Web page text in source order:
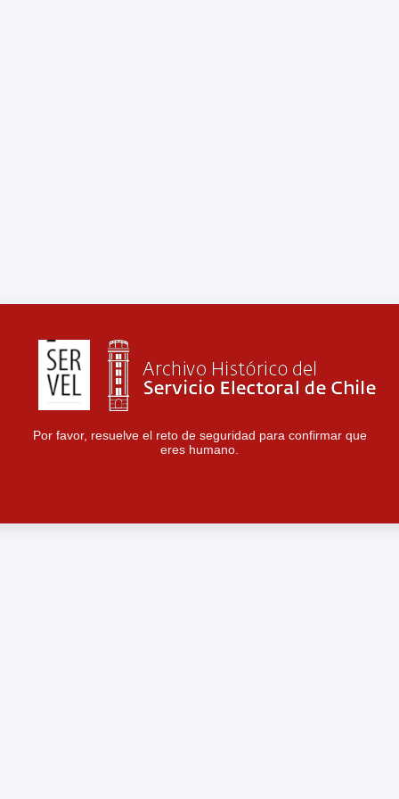
Por favor, resuelve el reto de seguridad para confirmar que
eres humano.